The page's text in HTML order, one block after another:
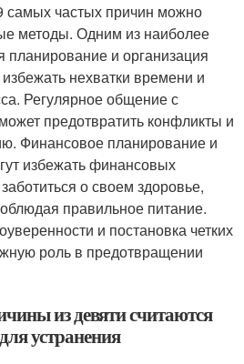
частых причин можно
методы. Одним из наиболее
и организация
нехватки времени и
Регулярное общение с
предотвратить конфликты и
Финансовое планирование и
избежать финансовых
о своем здоровье,
правильное питание.
и постановка четких
роль в предотвращении
из девяти считаются
устранения